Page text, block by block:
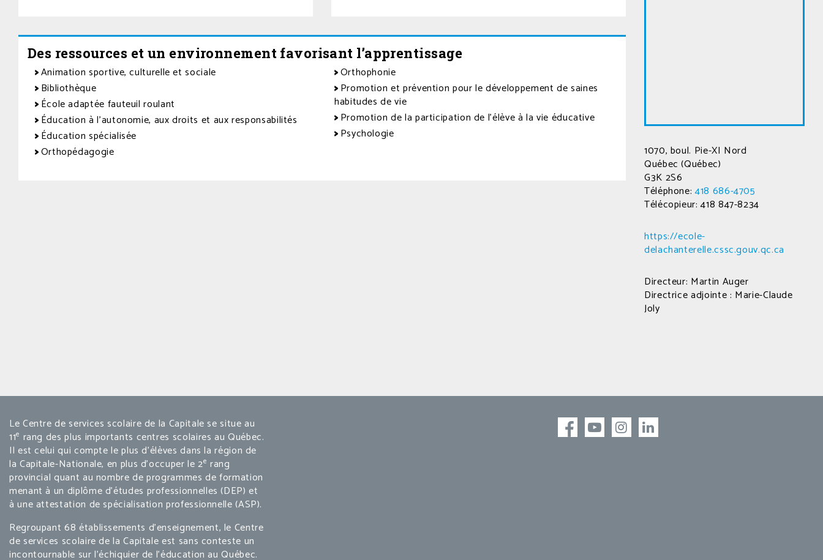
Des ressources et un environnement favorisant l’apprentissage
Animation sportive, culturelle et sociale
Bibliothèque
École adaptée fauteuil roulant
Éducation à l’autonomie, aux droits et aux responsabilités
Éducation spécialisée
Orthopédagogie
Orthophonie
Promotion et prévention pour le développement de saines
habitudes de vie
Promotion de la participation de l’élève à la vie éducative
Psychologie
1070, boul. Pie-XI Nord
Québec (Québec)
G3K 2S6
Téléphone:418 686-4705
Télécopieur: 418 847-8234
https://ecole-
delachanterelle.cssc.gouv.qc.ca
Directeur: Martin Auger
Directrice adjointe : Marie-Claude
Joly
Le Centre de services scolaire de la Capitale se situe au
11e rang des plus importants centres scolaires au Québec.
Il est celui qui compte le plus d’élèves dans la région de
la Capitale-Nationale, en plus d’occuper le 2e rang
provincial quant au nombre de programmes de formation
menant à un diplôme d’études professionnelles (DEP) et
à une attestation de spécialisation professionnelle (ASP).
Regroupant 68 établissements d’enseignement, le Centre
de services scolaire de la Capitale est sans conteste un
incontournable sur l’échiquier de l’éducation au Québec.
FacebookFacebookInstagramlinkedIn